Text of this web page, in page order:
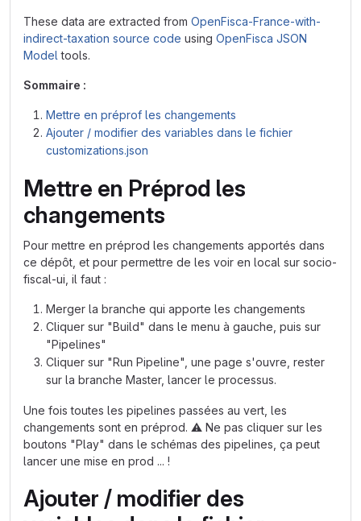
These data are extracted from OpenFisca-France-with-
indirect-taxation source code using OpenFisca JSON
Model tools.
Sommaire :
Mettre en préprof les changements
Ajouter / modifier des variables dans le fichier
customizations.json
Mettre en Préprod les
changements
Pour mettre en préprod les changements apportés dans
ce dépôt, et pour permettre de les voir en local sur socio-
fiscal-ui, il faut :
Merger la branche qui apporte les changements
Cliquer sur "Build" dans le menu à gauche, puis sur
"Pipelines"
Cliquer sur "Run Pipeline", une page s'ouvre, rester
sur la branche Master, lancer le processus.
Une fois toutes les pipelines passées au vert, les
changements sont en préprod. ⚠️ Ne pas cliquer sur les
boutons "Play" dans le schémas des pipelines, ça peut
lancer une mise en prod ... !
Ajouter / modifier des